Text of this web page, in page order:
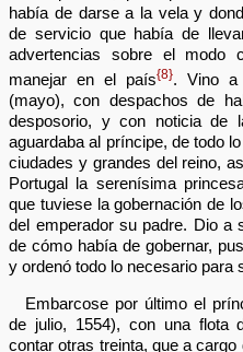
había de darse a la vela y
de servicio que había de
advertencias sobre el modo
manejar en el país{8}. Vino a
(mayo), con despachos de
desposorio, y con noticia de
aguardaba al príncipe, de todo
ciudades y grandes del reino,
Portugal la serenísima
que tuviese la gobernación de
del emperador su padre. Dio a
de cómo había de gobernar,
y ordenó todo lo necesario para
Embarcose por último el
de julio, 1554), con una flota
contar otras treinta, que a